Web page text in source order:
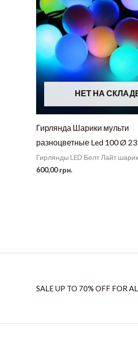
НЕТ НА
Гирлянда Шарики мульти
разноцветные Led 100 Ø
Гирлянды LED Белт Лайт
600,00грн.
SALE UP TO 70% OFF FOR